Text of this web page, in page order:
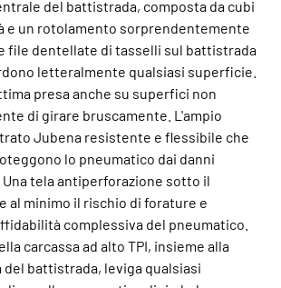
del battistrada, composta da cubi
e un rotolamento sorprendentemente
file dentellate di tasselli sul battistrada
letteralmente qualsiasi superficie.
presa anche su superfici non
di girare bruscamente. L'ampio
Jubena resistente e flessibile che
lo pneumatico dai danni
Una tela antiperforazione sotto il
al minimo il rischio di forature e
complessiva del pneumatico.
carcassa ad alto TPI, insieme alla
del battistrada, leviga qualsiasi